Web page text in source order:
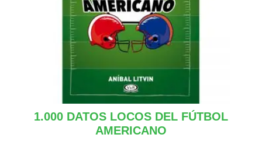
1.000 DATOS LOCOS DEL FÚTBOL
AMERICANO